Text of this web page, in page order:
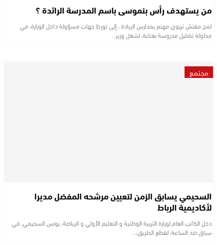
من يستهدف رأس بنموسى باسم المدرسة الرائدة ؟
لمح مفتش تربوي مهتم بمدارس الريادة ، إلى تورط جهات مسؤولة داخل الوزارة، في
محاولة تضليل مدروسة بعناية، لشغل وزير…
مجتمع
السحيمي يسابق الزمن لتعيين مرشحه المفضل مديرا
لأكاديمية الرباط
دخل الكاتب العام لوزارة التربية الوطنية و التعليم الأولي و الرياضة، يونس السحيمي، في
سباق ضد الساعة، لقطع الطريق،…